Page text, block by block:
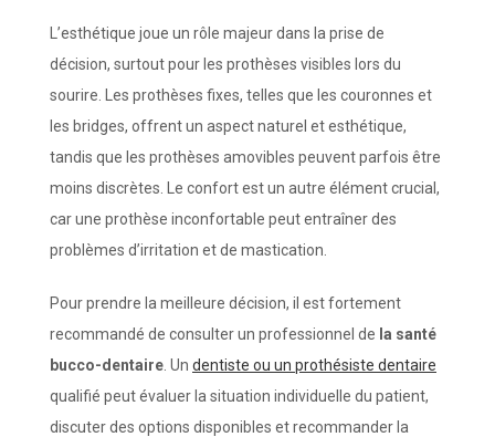
L’esthétique joue un rôle majeur dans la prise de
décision, surtout pour les prothèses visibles lors du
sourire. Les prothèses fixes, telles que les couronnes et
les bridges, offrent un aspect naturel et esthétique,
tandis que les prothèses amovibles peuvent parfois être
moins discrètes. Le confort est un autre élément crucial,
car une prothèse inconfortable peut entraîner des
problèmes d’irritation et de mastication.
Pour prendre la meilleure décision, il est fortement
recommandé de consulter un professionnel de la santé
bucco-dentaire . Un dentiste ou un prothésiste dentaire
qualifié peut évaluer la situation individuelle du patient,
discuter des options disponibles et recommander la